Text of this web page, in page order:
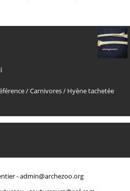
/Carnivores/ Hyène tachetée
-admin@archezoo.org